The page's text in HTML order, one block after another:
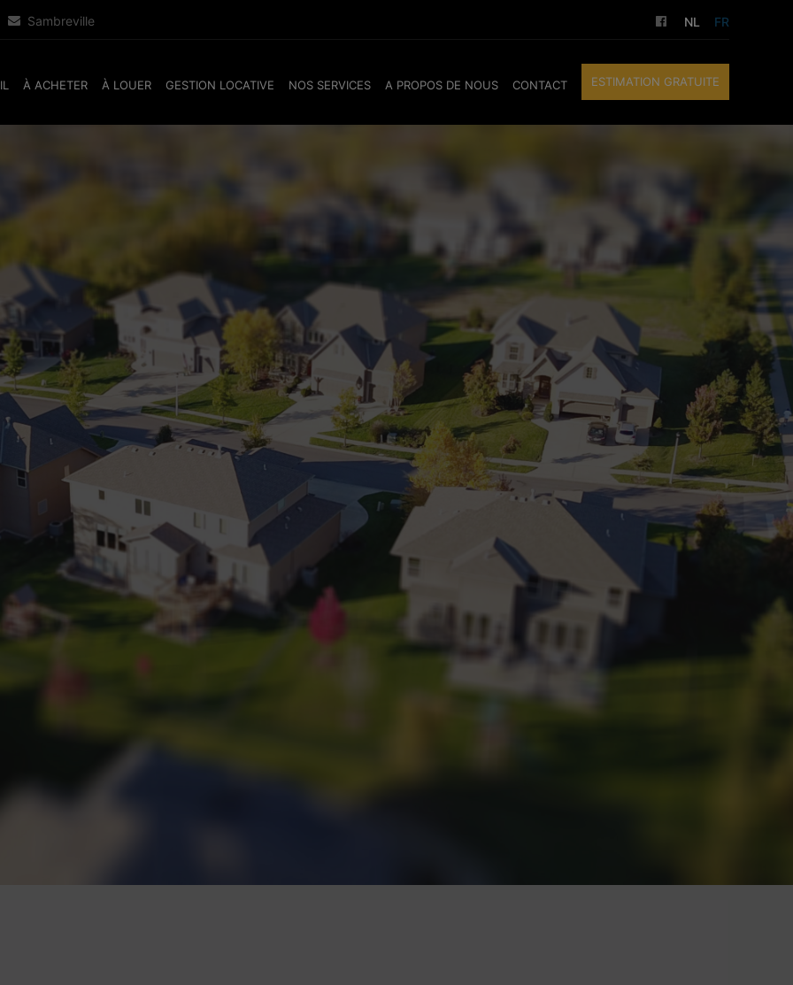
Sambreville NL FR
À ACHETER À LOUER GESTION LOCATIVE NOS SERVICES A PROPOS DE NOUS CONTACT ESTIMATION GRATUITE